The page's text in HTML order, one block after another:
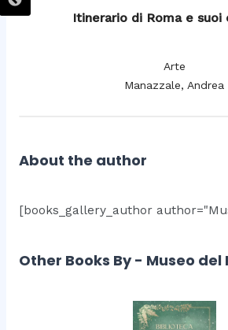
Itinerario di Roma e suoi
Arte
Manazzale, Andrea
About the author
[books_gallery_author
Other Books By - Museo del